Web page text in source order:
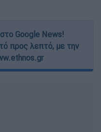
Google News!
προς λεπτό, με την